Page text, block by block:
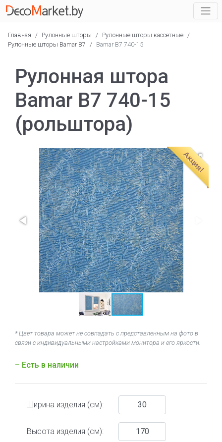
Главная / Рулонные шторы / Рулонные шторы кассетные /
Рулонные шторы Bamar B7 / Bamar B7 740-15
Рулонная штора
Bamar B7 740-15
(рольштора)
Акция!
* Цвет товара может не совпадать с представленным на фото в
связи с индивидуальными настройками монитора и его яркости.
– Есть в наличии
Ширина изделия (см):
Высота изделия (см):